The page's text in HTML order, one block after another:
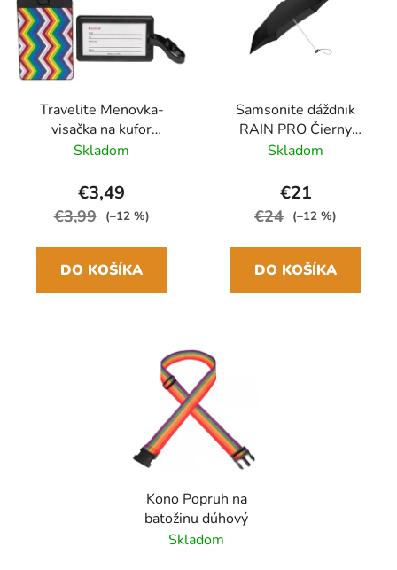
Travelite Menovka-
visačka na kufor
Multicolor Waves
Skladom
€3,49
€3,99 (–12 %)
DO KOŠÍKA
Samsonite dáždnik
RAIN PRO Čierny
skladací manuálny
Skladom
€21
€24 (–12 %)
DO KOŠÍKA
Kono Popruh na
batožinu dúhový
Skladom